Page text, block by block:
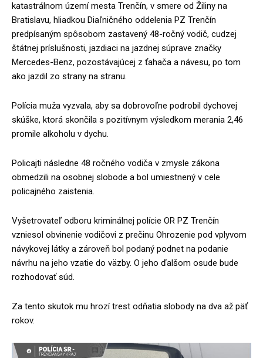
katastrálnom území mesta Trenčín, v smere od Žiliny na
Bratislavu, hliadkou Diaľničného oddelenia PZ Trenčín
predpísaným spôsobom zastavený 48-ročný vodič, cudzej
štátnej príslušnosti, jazdiaci na jazdnej súprave značky
Mercedes-Benz, pozostávajúcej z ťahača a návesu, po tom
ako jazdil zo strany na stranu.
Polícia muža vyzvala, aby sa dobrovoľne podrobil dychovej
skúške, ktorá skončila s pozitívnym výsledkom merania 2,46
promile alkoholu v dychu.
Policajti následne 48 ročného vodiča v zmysle zákona
obmedzili na osobnej slobode a bol umiestnený v cele
policajného zaistenia.
Vyšetrovateľ odboru kriminálnej polície OR PZ Trenčín
vzniesol obvinenie vodičovi z prečinu Ohrozenie pod vplyvom
návykovej látky a zároveň bol podaný podnet na podanie
návrhu na jeho vzatie do väzby. O jeho ďalšom osude bude
rozhodovať súd.
Za tento skutok mu hrozí trest odňatia slobody na dva až päť
rokov.